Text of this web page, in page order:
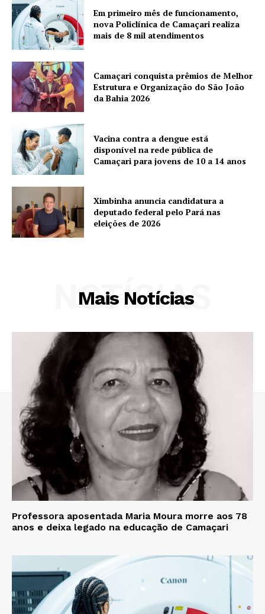
Em primeiro mês de funcionamento,
nova Policlínica de Camaçari realiza
mais de 8 mil atendimentos
Camaçari conquista prêmios de Melhor
Estrutura e Organização do São João
da Bahia 2026
Vacina contra a dengue está
disponível na rede pública de
Camaçari para jovens de 10 a 14 anos
Ximbinha anuncia candidatura a
deputado federal pelo Pará nas
eleições de 2026
Mais Notícias
NOTÍCIAS
Professora aposentada Maria Moura morre aos 78
anos e deixa legado na educação de Camaçari